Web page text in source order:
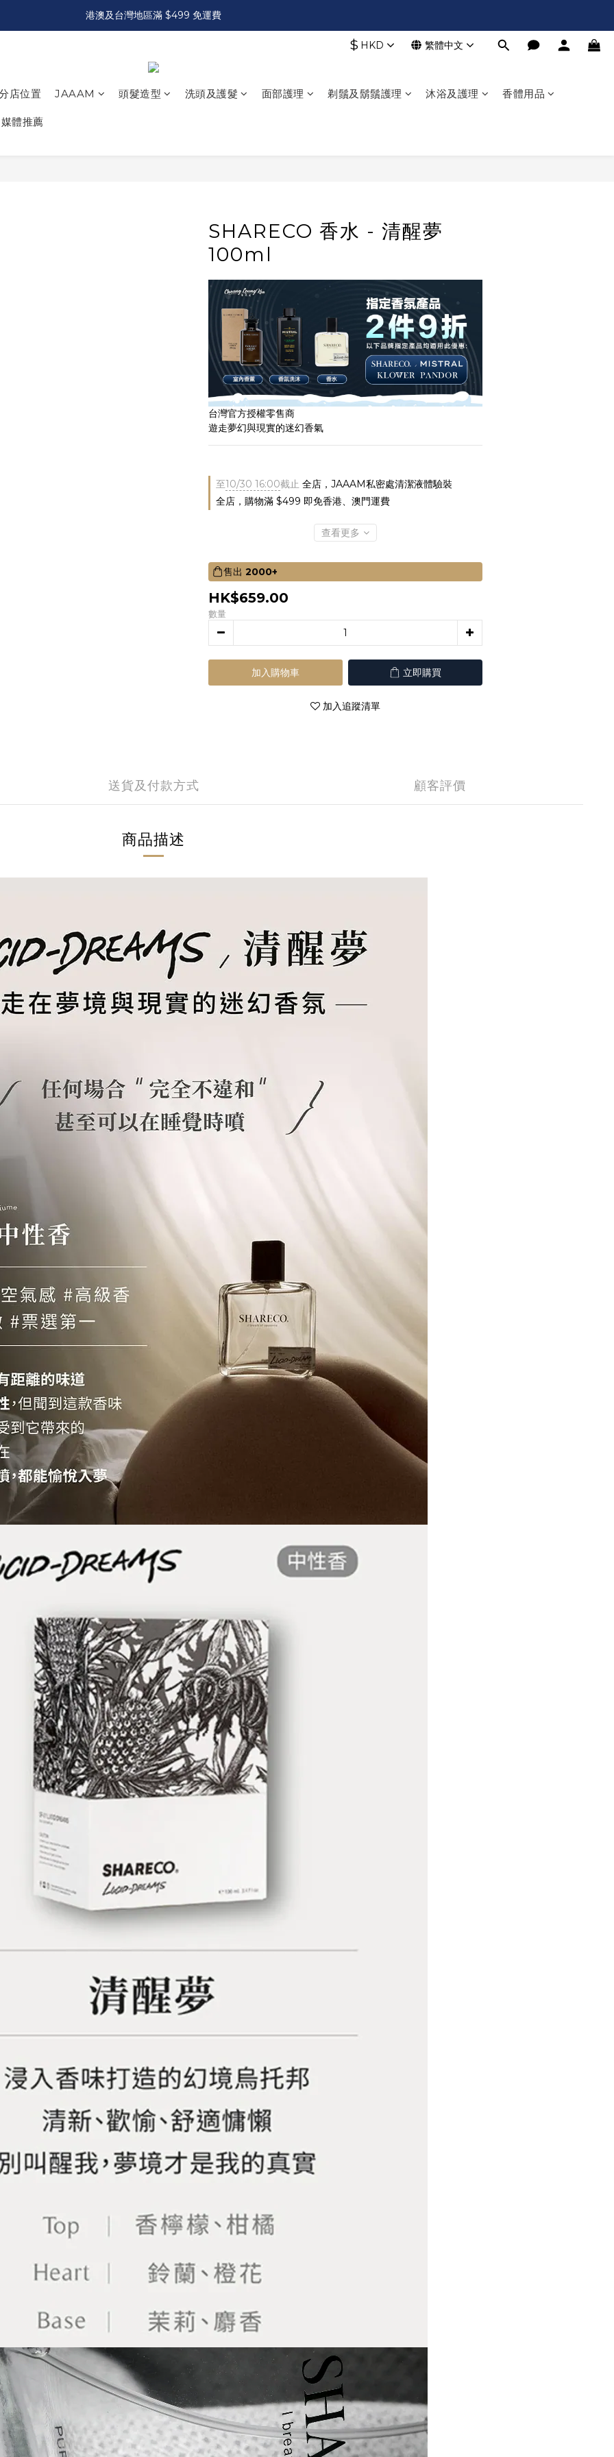
港澳及台灣地區滿 $499 免運費
$ HKD 繁體中文
店位置 JAAAM 頭髮造型 洗頭及護髮 面部護理 剃鬚及鬍鬚護理 沐浴及護理 香體用品
媒體推薦
SHARECO 香水 - 清醒夢
100ml
台灣官方授權零售商
遊走夢幻與現實的迷幻香氣
至10/30 16:00截止 全店，JAAAM私密處清潔液體驗裝
全店，購物滿 $499 即免香港、澳門運費
查看更多
售出 2000+
HK$659.00
數量
加入購物車 立即購買
加入追蹤清單
送貨及付款方式 顧客評價
商品描述